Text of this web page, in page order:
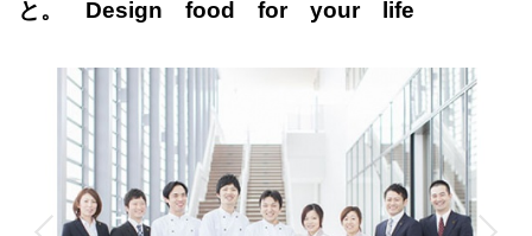
と。 Design food for your life